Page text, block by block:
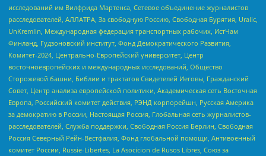
исследований им Вилфрида Мартенса, Сетевое объединение журналистов
расследователей, АЛЛАТРА, За свободную Россию, Свободная Бурятия, Uralic,
UnKremlin, Международная федерация транспортных рабочих, ИстЧам
Финланд, Гудзоновский институт, Фонд Демократического Развития,
Комитет-2024, Центрально-Европейский университет, Центр
восточноевропейских и международных исследований, Общество
Сторожевой башни, Библии и трактатов Свидетелей Иеговы, Гражданский
Совет, Центр анализа европейской политики, Академическая сеть Восточная
Европа, Российский комитет действия, РЭНД корпорейшн, Русская Америка
за демократию в России, Настоящая Россия, Глобальная сеть журналистов-
расследователей, Служба поддержки, Свободная Россия Берлин, Свободная
Россия Северный Рейн-Вестфалия, Фонд глобальной помощи, Антивоенный
комитет России, Russie-Libertes, La Asocicion de Rusos Libres, Союз за